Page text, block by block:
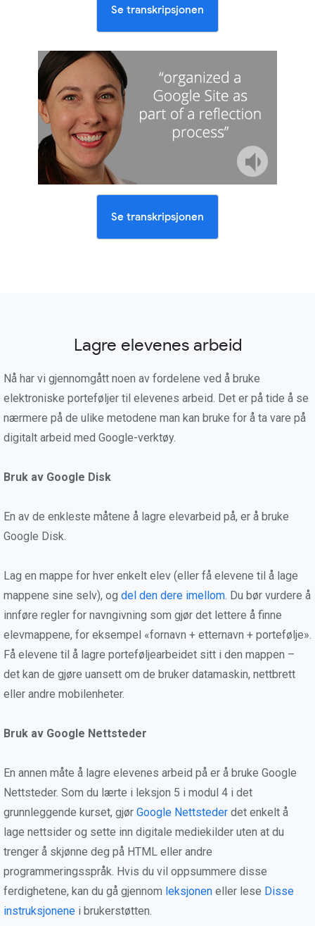
Se transkripsjonen
Se transkripsjonen
Lagre elevenes arbeid
Nå har vi gjennomgått noen av fordelene ved å bruke
elektroniske porteføljer til elevenes arbeid. Det er på tide å se
nærmere på de ulike metodene man kan bruke for å ta vare på
digitalt arbeid med Google-verktøy.
Bruk av Google Disk
En av de enkleste måtene å lagre elevarbeid på, er å bruke
Google Disk.
Lag en mappe for hver enkelt elev (eller få elevene til å lage
mappene sine selv), og del den dere imellom. Du bør vurdere å
innføre regler for navngivning som gjør det lettere å finne
elevmappene, for eksempel «fornavn + etternavn + portefølje».
Få elevene til å lagre porteføljearbeidet sitt i den mappen –
det kan de gjøre uansett om de bruker datamaskin, nettbrett
eller andre mobilenheter.
Bruk av Google Nettsteder
En annen måte å lagre elevenes arbeid på er å bruke Google
Nettsteder. Som du lærte i leksjon 5 i modul 4 i det
grunnleggende kurset, gjør Google Nettsteder det enkelt å
lage nettsider og sette inn digitale mediekilder uten at du
trenger å skjønne deg på HTML eller andre
programmeringsspråk. Hvis du vil oppsummere disse
ferdighetene, kan du gå gjennom leksjonen eller lese Disse
instruksjonene i brukerstøtten.